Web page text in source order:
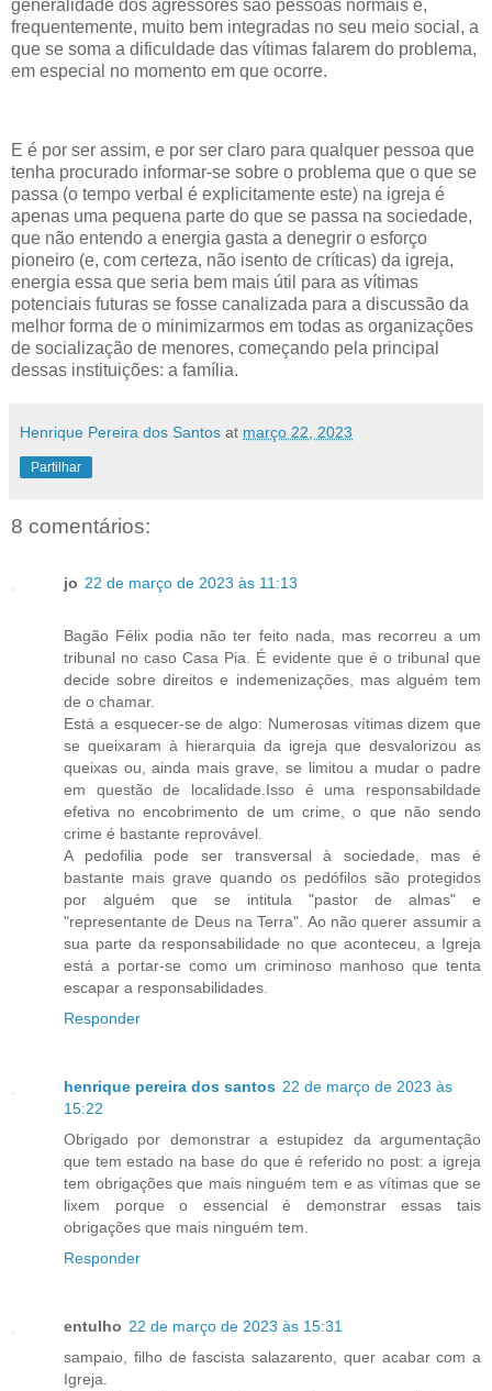
generalidade dos agressores são pessoas normais e,
frequentemente, muito bem integradas no seu meio social, a
que se soma a dificuldade das vítimas falarem do problema,
em especial no momento em que ocorre.
E é por ser assim, e por ser claro para qualquer pessoa que
tenha procurado informar-se sobre o problema que o que se
passa (o tempo verbal é explicitamente este) na igreja é
apenas uma pequena parte do que se passa na sociedade,
que não entendo a energia gasta a denegrir o esforço
pioneiro (e, com certeza, não isento de críticas) da igreja,
energia essa que seria bem mais útil para as vítimas
potenciais futuras se fosse canalizada para a discussão da
melhor forma de o minimizarmos em todas as organizações
de socialização de menores, começando pela principal
dessas instituições: a família.
Henrique Pereira dos Santos at março 22, 2023
Partilhar
8 comentários:
jo 22 de março de 2023 às 11:13
Bagão Félix podia não ter feito nada, mas recorreu a um
tribunal no caso Casa Pia. É evidente que é o tribunal que
decide sobre direitos e indemenizações, mas alguém tem
de o chamar.
Está a esquecer-se de algo: Numerosas vítimas dizem que
se queixaram à hierarquia da igreja que desvalorizou as
queixas ou, ainda mais grave, se limitou a mudar o padre
em questão de localidade.Isso é uma responsabildade
efetiva no encobrimento de um crime, o que não sendo
crime é bastante reprovável.
A pedofilia pode ser transversal à sociedade, mas é
bastante mais grave quando os pedófilos são protegidos
por alguém que se intitula "pastor de almas" e
"representante de Deus na Terra". Ao não querer assumir a
sua parte da responsabilidade no que aconteceu, a Igreja
está a portar-se como um criminoso manhoso que tenta
escapar a responsabilidades.
Responder
henrique pereira dos santos 22 de março de 2023 às
15:22
Obrigado por demonstrar a estupidez da argumentação
que tem estado na base do que é referido no post: a igreja
tem obrigações que mais ninguém tem e as vítimas que se
lixem porque o essencial é demonstrar essas tais
obrigações que mais ninguém tem.
Responder
entulho 22 de março de 2023 às 15:31
sampaio, filho de fascista salazarento, quer acabar com a
Igreja.